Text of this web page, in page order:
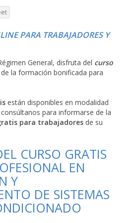
PARA TRABAJADORES Y
General, disfruta del curso
la formación bonificada para
están disponibles en modalidad
consúltanos para informarse de la
para trabajadores de su
CURSO GRATIS
EN
Y
DE SISTEMAS